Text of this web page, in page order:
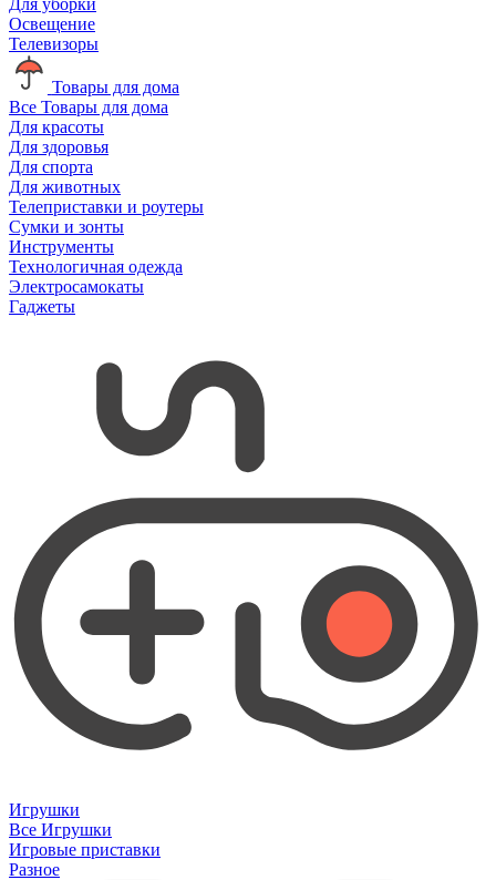
Освещение
Телевизоры
Товары для дома
Все Товары для дома
Для красоты
Для здоровья
Для спорта
Для животных
Телеприставки и роутеры
Сумки и зонты
Инструменты
Технологичная одежда
Электросамокаты
Гаджеты
Игрушки
Все Игрушки
Игровые приставки
Разное